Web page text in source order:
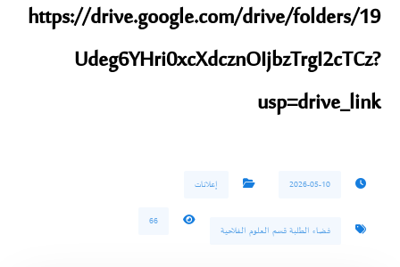
https://drive.google.com/drive/folders/19
Udeg6YHri0xcXdcznOIjbzTrgI2cTCz?
usp=drive_link
2026-05-10 إعلانات
فضاء الطلبة قسم العلوم الفلاحية
66